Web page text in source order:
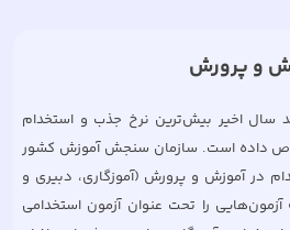
و پرورش
سال اخیر بیش‌ترین نرخ جذب و استخدام
داده است. سازمان سنجش آموزش کشور
در آموزش و پرورش (آموزگاری، دبیری و
آزمون‌هایی را تحت عنوان آزمون استخدامی